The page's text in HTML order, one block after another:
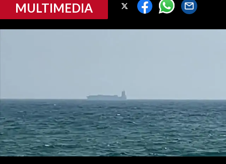
CRONACA SARDEGNA
SASSARI E PROVINCIA
GALLURA
NUORO E PROVINCIA
OGLIASTRA
MULTIMEDIA